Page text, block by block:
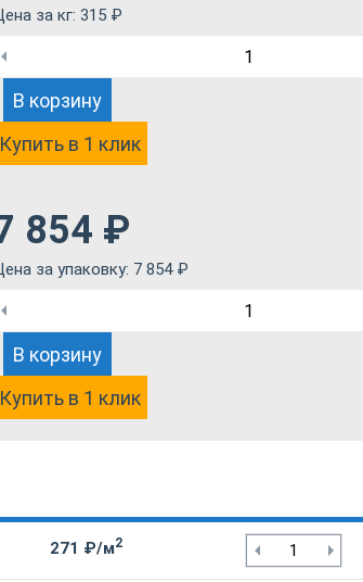
за кг: 315 ₽
В корзину
Купить в 1 клик
854 ₽
за упаковку: 7 854₽
В корзину
Купить в 1 клик
271 ₽/м2